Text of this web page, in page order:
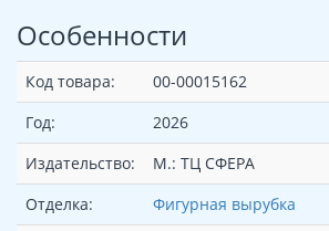
Особенности
Код товара:
00-00015162
Год:
2026
Издательство:
М.: ТЦ СФЕРА
Отделка:
Фигурная вырубка